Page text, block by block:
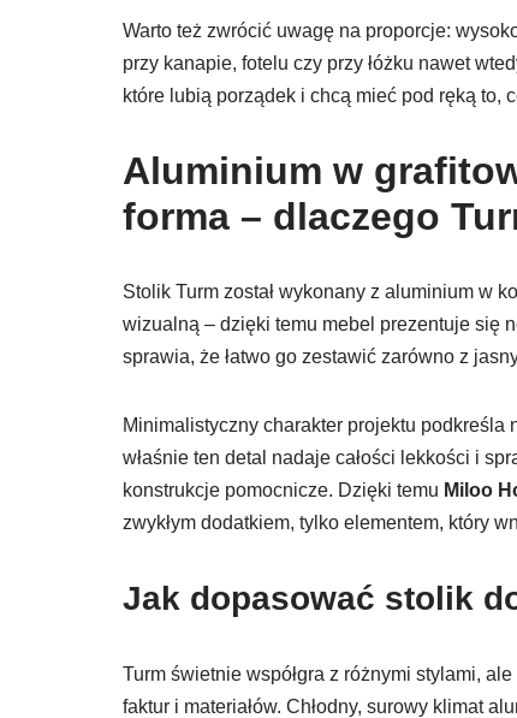
Warto też zwrócić uwagę na proporcje:
przy kanapie, fotelu czy przy łóżku nawet
które lubią porządek i chcą mieć pod ręką to,
Aluminium w
forma – dlaczego
Stolik Turm został wykonany z aluminium w
wizualną – dzięki temu mebel prezentuje się
sprawia, że łatwo go zestawić zarówno z
Minimalistyczny charakter projektu
właśnie ten detal nadaje całości lekkości i
konstrukcje pomocnicze. Dzięki temu Miloo
zwykłym dodatkiem, tylko elementem, który
Jak dopasować stolik
Turm świetnie współgra z różnymi stylami,
faktur i materiałów. Chłodny, surowy klimat